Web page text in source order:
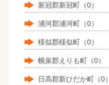
新冠郡新冠町（0）
浦河郡浦河町（0）
様似郡様似町（0）
幌泉郡えりも町（0）
日高郡新ひだか町（0）